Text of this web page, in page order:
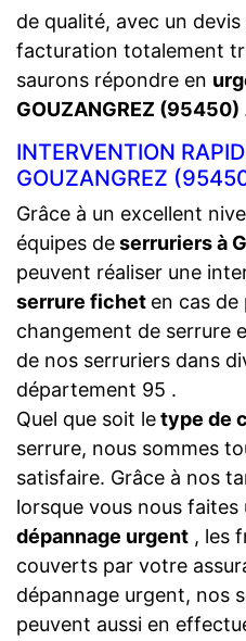
de qualité, avec un devis
facturation totalement
saurons répondre en
GOUZANGREZ (95450)
INTERVENTION
GOUZANGREZ
Grâce à un excellent
équipes deserruriers à
peuvent réaliser une
serrure fichet en cas de
changement de serrure
de nos serruriers dans
département 95 .
Quel que soit letype de
serrure, nous sommes
satisfaire. Grâce à nos
lorsque vous nous faites
dépannage urgent , les
couverts par votre
dépannage urgent, nos
peuvent aussi en